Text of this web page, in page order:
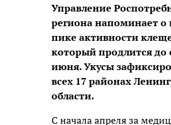
Управление
региона напоминает
пике активности
который продлится до
июня. Укусы
всех 17 районах
области.
С начала апреля за